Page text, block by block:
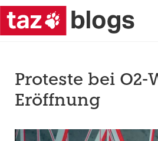
Proteste bei O2-
Eröffnung